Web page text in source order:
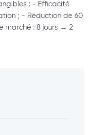
: - Efficacité
; - Réduction de 60
marché : 8 jours → 2